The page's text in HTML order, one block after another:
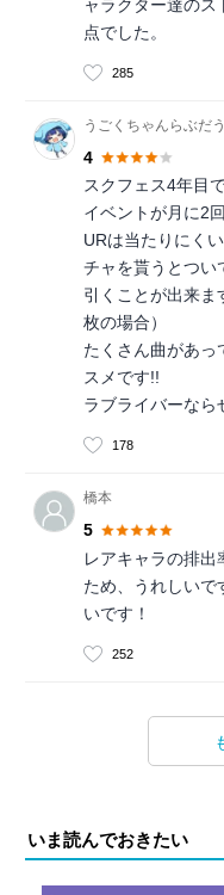
ャラクター達の
点でした。
285
うごくちゃんらぶだう
4
スクフェス4年目で
イベントが月に2
URは当たりにく
チャを貰うとつい
引くことが出来ま
枚の場合）
たくさん曲があっ
スメです!!
ラブライバーなら
178
橋本
5
レアキャラの排出
ため、うれしいで
いです！
252
いま読んでおきたい